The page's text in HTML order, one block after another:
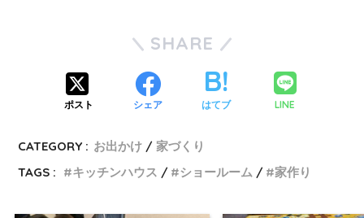
SHARE
ポスト シェア はてブ LINE
CATEGORY : お出かけ
家づくり
TAGS :
キッチンハウス ショールーム 家作り